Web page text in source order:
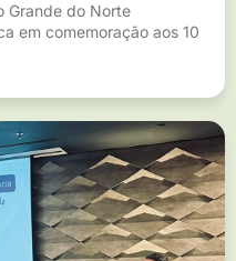
Grande do Norte
em comemoração aos 10